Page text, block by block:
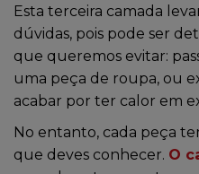
Esta terceira camada
dúvidas, pois pode ser
que queremos evitar:
uma peça de roupa, ou
acabar por ter calor em
No entanto, cada peça
que deves conhecer. O